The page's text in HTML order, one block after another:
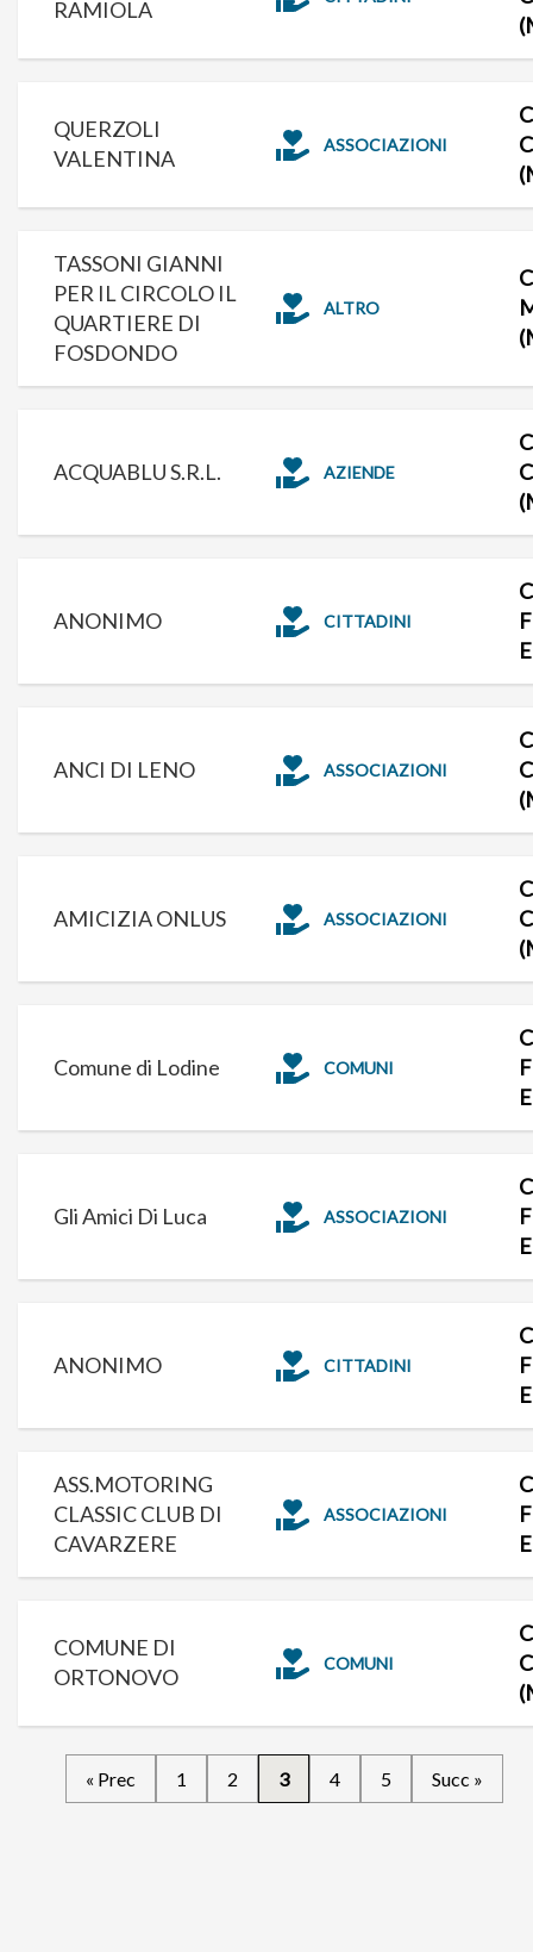
RAMIOLA
QUERZOLI
VALENTINA
ASSOCIAZIONI
TASSONI GIANNI
PER IL CIRCOLO IL
QUARTIERE DI
FOSDONDO
ALTRO
ACQUABLU S.R.L. AZIENDE
ANONIMO CITTADINI
ANCI DI LENO ASSOCIAZIONI
AMICIZIA ONLUS ASSOCIAZIONI
Comune di Lodine COMUNI
Gli Amici Di Luca ASSOCIAZIONI
ANONIMO CITTADINI
ASS.MOTORING
CLASSIC CLUB DI
CAVARZERE
ASSOCIAZIONI
COMUNE DI
ORTONOVO
COMUNI
« Prec 1 2 3 4 5 Succ »